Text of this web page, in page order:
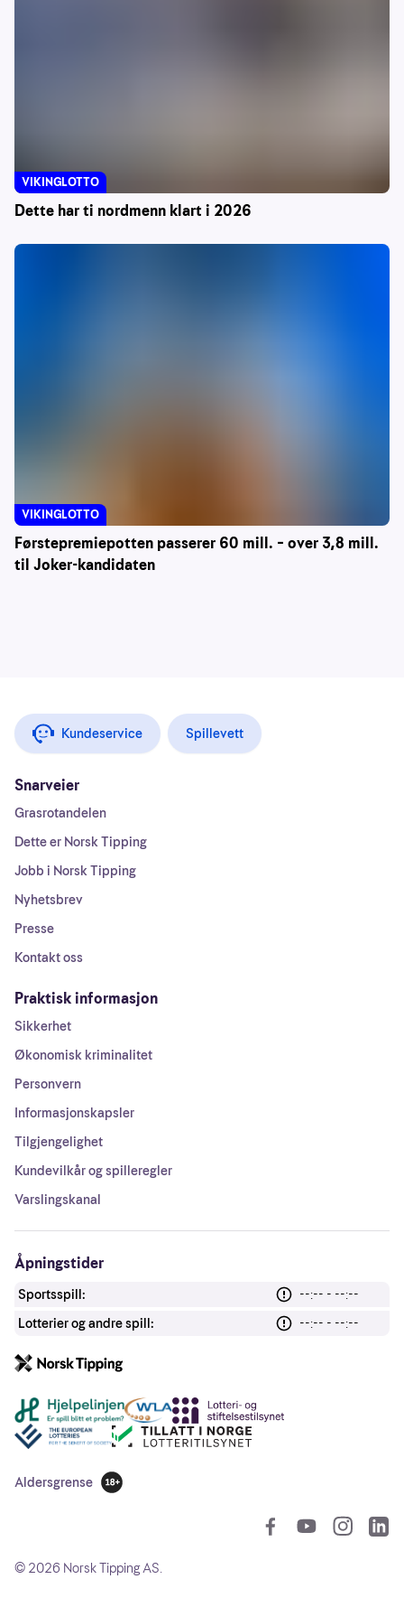
Dette har ti nordmenn klart i 2026
VIKINGLOTTO
Førstepremiepotten passerer 60 mill. – over 3,8 mill.
til Joker-kandidaten
VIKINGLOTTO
Kundeservice Spillevett
Snarveier
Grasrotandelen
Dette er Norsk Tipping
Jobb i Norsk Tipping
Nyhetsbrev
Presse
Kontakt oss
Praktisk informasjon
Sikkerhet
Økonomisk kriminalitet
Personvern
Informasjonskapsler
Tilgjengelighet
Kundevilkår og spilleregler
Varslingskanal
Åpningstider
Sportsspill:
--:-- - --:--
Lotterier og andre spill:
--:-- - --:--
Andre lenker
Aldersgrense
18 år
© 2026 Norsk Tipping AS.